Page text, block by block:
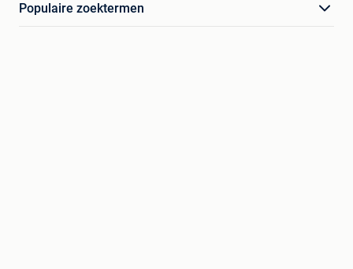
Populaire zoektermen